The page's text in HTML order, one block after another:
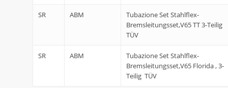
SR ABM
Tubazione Set Stahlflex-
Bremsleitungsset,V65 TT 3-Teilig
TÜV
SR ABM
Tubazione Set Stahlflex-
Bremsleitungsset,V65 Florida , 3-
Teilig TÜV